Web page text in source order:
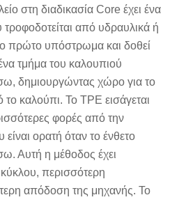
στη διαδικασία Core έχει ένα
από υδραυλικά ή
πρώτο υπόστρωμα και δοθεί
τμήμα του καλουπιού
δημιουργώντας χώρο για το
καλούπι. Το TPE εισάγεται
φορές από την
ορατή όταν το ένθετο
Αυτή η μέθοδος έχει
περισσότερη
απόδοση της μηχανής. Το